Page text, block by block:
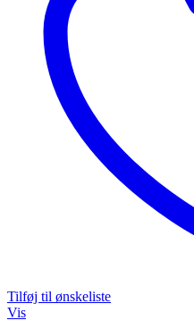
Tilføj til ønskeliste
Vis